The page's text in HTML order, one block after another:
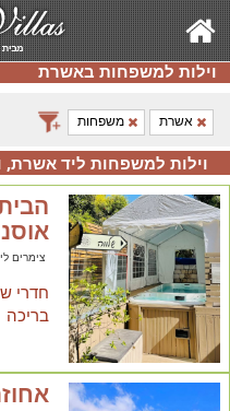
וילות למשפחות באשרת
אשרת משפחות
וילות למשפחות ליד אשרת,
צימרים
בריכה